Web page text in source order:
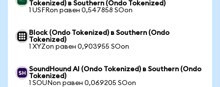
Tokenized) в Southern (Ondo Tokenized)
1 USFRon равен 0,547858 SOon
Block (Ondo Tokenized) в Southern (Ondo
Tokenized)
1 XYZon равен 0,903955 SOon
SoundHound AI (Ondo Tokenized) в Southern (Ondo
Tokenized)
1 SOUNon равен 0,069205 SOon